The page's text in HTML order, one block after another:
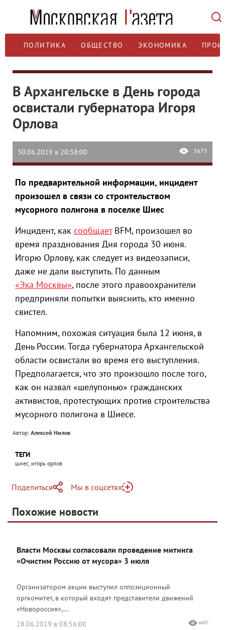
ПОЛИТИКА ОБЩЕСТВО ЭКОНОМИКА
В Архангельске в День города
освистали губернатора Игоря
Орлова
30.06.2019 в 20:38:00 3675
По предварительной информации, инцидент
произошел в связи со строительством
мусорного полигона в поселке Шиес
Инцидент, как сообщаетBFM, произошел во
время празднования Дня города 30 июня.
Игорю Орлову, как следует из видеозаписи,
даже не дали выступить. По данным
«Эха Москвы», после этого правоохранители
предприняли попытки выяснить, кто именно
свистел.
Напомним, похожая ситуация была 12 июня, в
День России. Тогда губернатора Архангельской
области освистали во время его выступления.
Предполагается, что это произошло после того,
как он назвал «шелупонью» гражданских
активистов, протестующих против строительства
мусорного полигона в Шиесе.
Автор: Алексей Нилов
ТЕГИ
шиес, игорь орлов
Поделиться
Telegram
Одноклассники
Мы в соцсетях
Яндекс Дзен
Похожие новости
Власти Москвы согласовали проведение митинга
«Очистим Россию от мусора» 3 июля
Организатором акции выступил оппозиционный
оргкомитет, в который входят представители движений
«Новороссия»,...
28.06.2019 в 08:56:00
4497